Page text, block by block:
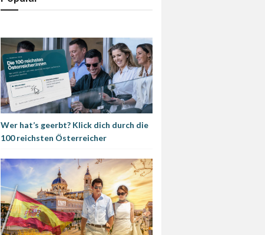
Wer hat’s geerbt? Klick dich durch die
100 reichsten Österreicher